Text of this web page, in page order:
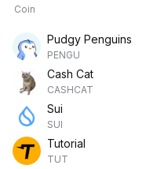
Coin
Pudgy Penguins
PENGU
Cash Cat
CASHCAT
Sui
SUI
Tutorial
TUT